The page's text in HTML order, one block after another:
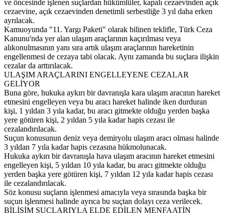
ve öncesinde işlenen suçlardan hükümlüler, kapalı cezaevinden açık
cezaevine, açık cezaevinden denetimli serbestliğe 3 yıl daha erken
ayrılacak.
Kamuoyunda "11. Yargı Paketi" olarak bilinen teklifle, Türk Ceza
Kanunu'nda yer alan ulaşım araçlarının kaçırılması veya
alıkonulmasının yanı sıra artık ulaşım araçlarının hareketinin
engellenmesi de cezaya tabi olacak. Aynı zamanda bu suçlara ilişkin
cezalar da arttırılacak.
ULAŞIM ARAÇLARINI ENGELLEYENE CEZALAR
GELİYOR
Buna göre, hukuka aykırı bir davranışla kara ulaşım aracının hareket
etmesini engelleyen veya bu aracı hareket halinde iken durduran
kişi, 1 yıldan 3 yıla kadar, bu aracı gitmekte olduğu yerden başka
yere götüren kişi, 2 yıldan 5 yıla kadar hapis cezası ile
cezalandırılacak.
Suçun konusunun deniz veya demiryolu ulaşım aracı olması halinde
3 yıldan 7 yıla kadar hapis cezasına hükmolunacak.
Hukuka aykırı bir davranışla hava ulaşım aracının hareket etmesini
engelleyen kişi, 5 yıldan 10 yıla kadar, bu aracı gitmekte olduğu
yerden başka yere götüren kişi, 7 yıldan 12 yıla kadar hapis cezası
ile cezalandırılacak.
Söz konusu suçların işlenmesi amacıyla veya sırasında başka bir
suçun işlenmesi halinde ayrıca bu suçtan dolayı ceza verilecek.
BİLİŞİM SUÇLARIYLA ELDE EDİLEN MENFAATİN